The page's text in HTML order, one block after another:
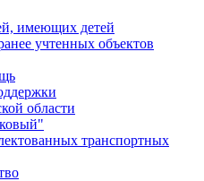
имеющих детей
учтенных объектов
области
транспортных